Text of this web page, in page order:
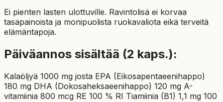
Ei pienten lasten ulottuville. Ravintolisä ei korvaa
tasapainoista ja monipuolista ruokavaliota eikä terveitä
elämäntapoja.
Päiväannos sisältää (2 kaps.):
Kalaöljyä 1000 mg josta EPA (Eikosapentaeenihappo)
180 mg DHA (Dokosaheksaeenihappo) 120 mg A-
vitamiinia 800 mcg RE 100 % RI Tiamiinia (B1) 1,1 mg 100